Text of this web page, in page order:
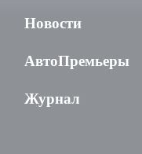
Новости
АвтоПремьеры
Журнал